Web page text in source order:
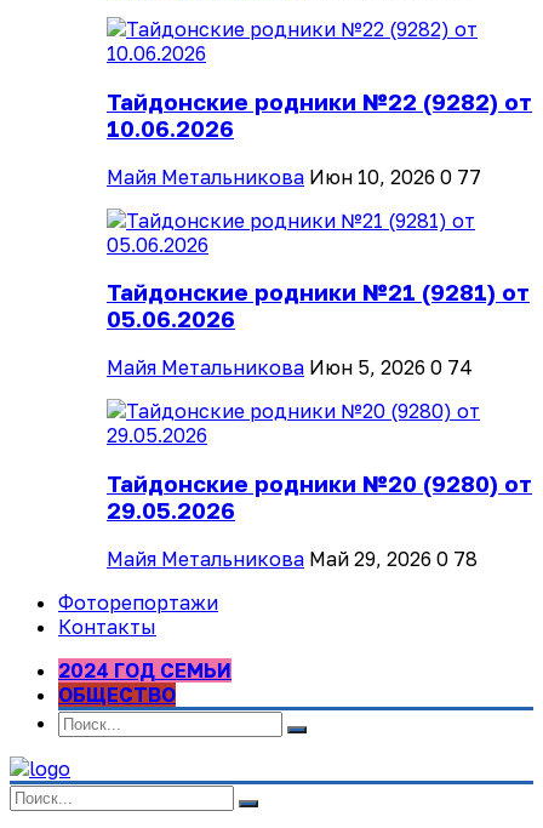
Тайдонские родники №22 (9282) от
10.06.2026
Майя Метальникова Июн 10, 2026 0 77
Тайдонские родники №21 (9281) от
05.06.2026
Майя Метальникова Июн 5, 2026 0 74
Тайдонские родники №20 (9280) от
29.05.2026
Майя Метальникова Май 29, 2026 0 78
Фоторепортажи
Контакты
2024 ГОД СЕМЬИ
ОБЩЕСТВО